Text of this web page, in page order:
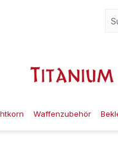
Waffenzubehör